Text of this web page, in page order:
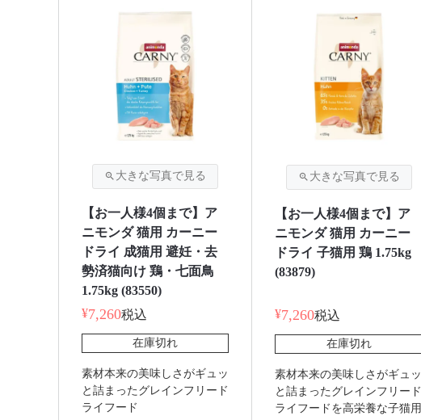
【お一人様4個まで】ア
ニモンダ 猫用 カーニー
ドライ 成猫用 避妊・去
勢済猫向け 鶏・七面鳥
1.75kg (83550)
¥7,260税込
在庫切れ
素材本来の美味しさがギュッ
と詰まったグレインフリード
ライフード
【お一人様4個まで】ア
ニモンダ 猫用 カーニー
ドライ 子猫用 鶏 1.75kg
(83879)
¥7,260税込
在庫切れ
素材本来の美味しさがギュッ
と詰まったグレインフリード
ライフードを高栄養な子猫用